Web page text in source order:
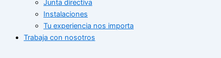
Junta directiva
Instalaciones
Tu experiencia nos importa
Trabaja con nosotros